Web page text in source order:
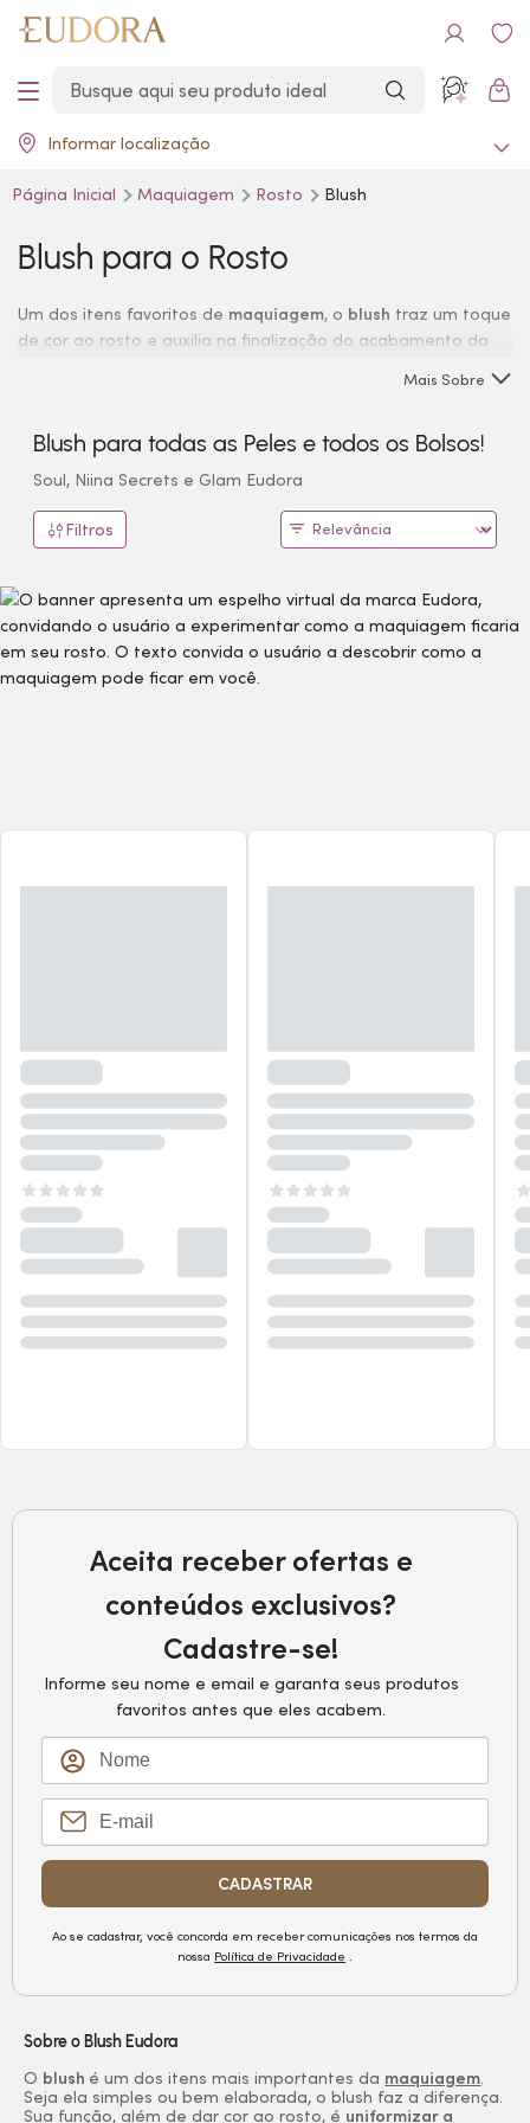
Informar localização
Página Inicial Maquiagem Rosto Blush
Blush para o Rosto
Um dos itens favoritos de maquiagem, o blush traz um toque
de cor ao rosto e auxilia na finalização do acabamento da
blush. Escolha
Mais Sobre
Blush para todas as Peles e todos os Bolsos!
Soul, Niina Secrets e Glam Eudora
Filtros
Aceita receber ofertas e
conteúdos exclusivos?
Cadastre-se!
Informe seu nome e email e garanta seus produtos
favoritos antes que eles acabem.
CADASTRAR
Ao se cadastrar, você concorda em receber comunicações nos termos da
nossa Política de Privacidade .
Sobre o Blush Eudora
O blush é um dos itens mais importantes da maquiagem.
Seja ela simples ou bem elaborada, oblush faz a diferença.
Sua função, além de dar cor ao rosto, é uniformizar a